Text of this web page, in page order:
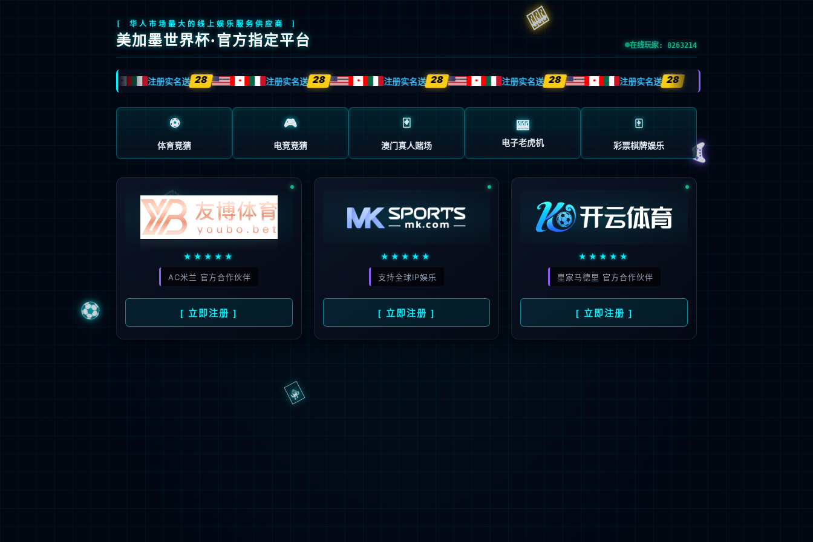
抱歉，页面无法访问...
可能原因：网址有错误 >请检查地址是否完整或存在多余字符;
网址已失效 >可能页面已删除，活动已下线等